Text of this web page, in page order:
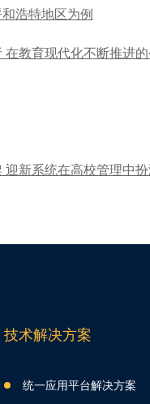
浩特地区为例
教育现代化不断推进
新系统在高校管理中
技术解决方案
统一应用平台解决方案